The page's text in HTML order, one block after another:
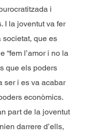
i
I la joventut va fer
societat, que es
“fem l’amor i no la
que els poders
ser i es va acabar
econòmics.
part de la joventut
darrere d’ells,